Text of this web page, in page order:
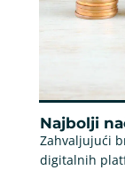
Najbolji
Zahvaljujući
digitalnih